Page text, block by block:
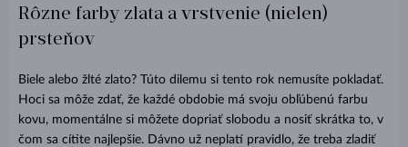
Rôzne farby zlata a vrstvenie (nielen)
prsteňov
Biele alebo žlté zlato? Túto dilemu si tento rok nemusíte pokladať.
Hoci sa môže zdať, že každé obdobie má svoju obľúbenú farbu
kovu, momentálne si môžete dopriať slobodu a nosiť skrátka to, v
čom sa cítite najlepšie. Dávno už neplatí pravidlo, že treba zladiť